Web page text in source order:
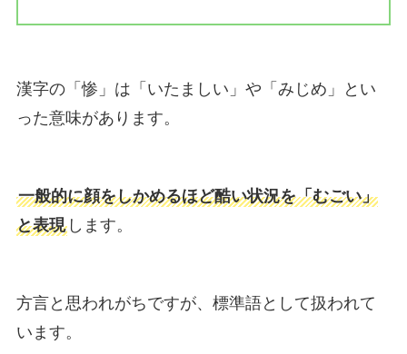
漢字の「惨」は「いたましい」や「みじめ」とい
った意味があります。
一般的に顔をしかめるほど酷い状況を「むごい」
と表現します。
方言と思われがちですが、標準語として扱われて
います。